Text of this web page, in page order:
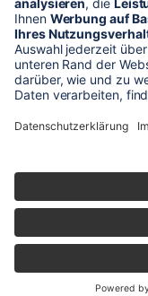
* Alle Preise verstehen
Unser Shop-
** LP =
Mitarbeitern
Produktabbildungen
der vorrätigen
© 2026